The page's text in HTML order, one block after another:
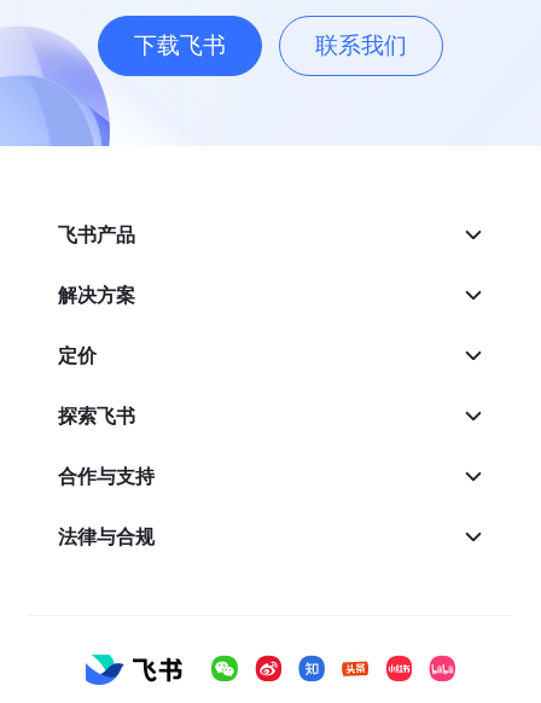
下载飞书 联系我们
飞书产品
解决方案
定价
探索飞书
合作与支持
法律与合规